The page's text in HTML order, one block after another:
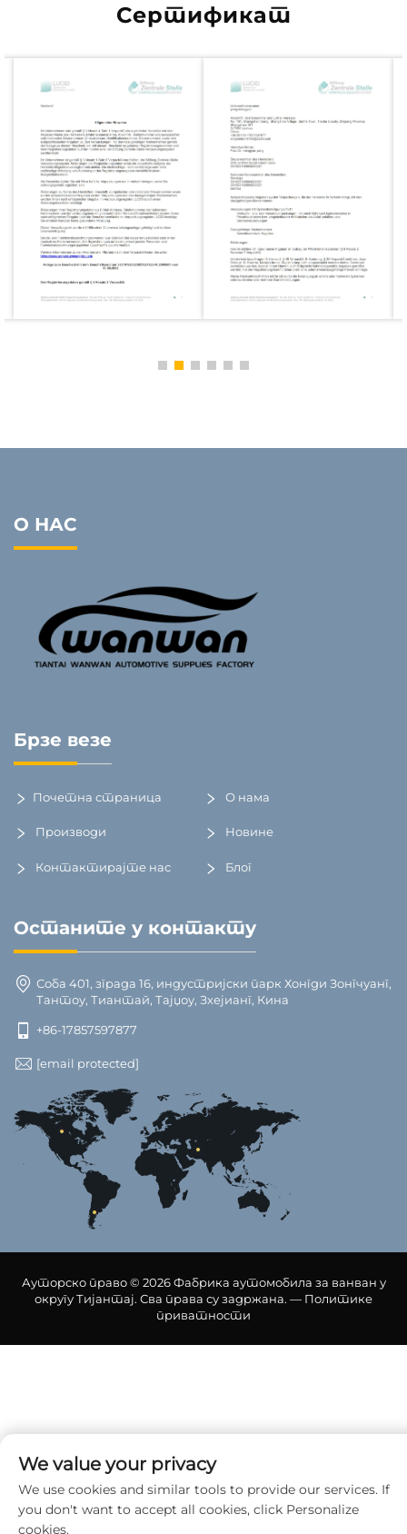
Сертификат
О НАС
Брзе везе
Почетна страница О нама
Производи Новине
Контактирајте нас Блог
Останите у контакту
Соба 401, зграда 16, индустријски парк Хонгди Зонгчуанг,
Тантоу, Тиантай, Тајџоу, Зхејианг, Кина
+86-17857597877
[email protected]
Ауторско право © 2026 Фабрика аутомобила за ванван у
округу Тијантај. Сва права су задржана. — Политике
приватности
We value your privacy
We use cookies and similar tools to provide our services. If
you don't want to accept all cookies, click Personalize
cookies.